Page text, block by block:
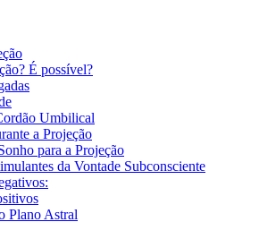
É possível?
Umbilical
a Projeção
para a Projeção
da Vontade Subconsciente
Plano Astral